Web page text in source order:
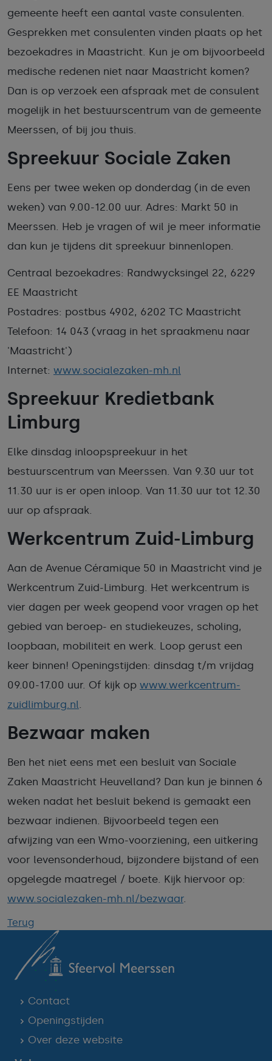
gemeente heeft een aantal vaste consulenten.
Gesprekken met consulenten vinden plaats op het
bezoekadres in Maastricht. Kun je om bijvoorbeeld
medische redenen niet naar Maastricht komen?
Dan is op verzoek een afspraak met de consulent
mogelijk in het bestuurscentrum van de gemeente
Meerssen, of bij jou thuis.
Spreekuur Sociale Zaken
Eens per twee weken op donderdag (in de even
weken) van 9.00-12.00 uur. Adres: Markt 50 in
Meerssen. Heb je vragen of wil je meer informatie
dan kun je tijdens dit spreekuur binnenlopen.
Centraal bezoekadres: Randwycksingel 22, 6229
EE Maastricht
Postadres: postbus 4902, 6202 TC Maastricht
Telefoon: 14 043 (vraag in het spraakmenu naar
'Maastricht')
Internet: www.socialezaken-mh.nl
Spreekuur Kredietbank
Limburg
Elke dinsdag inloopspreekuur in het
bestuurscentrum van Meerssen. Van 9.30 uur tot
11.30 uur is er open inloop. Van 11.30 uur tot 12.30
uur op afspraak.
Werkcentrum Zuid-Limburg
Aan de Avenue Céramique 50 in Maastricht vind je
Werkcentrum Zuid-Limburg. Het werkcentrum is
vier dagen per week geopend voor vragen op het
gebied van beroep- en studiekeuzes, scholing,
loopbaan, mobiliteit en werk. Loop gerust een
keer binnen! Openingstijden: dinsdag t/m vrijdag
09.00-17.00 uur. Of kijk op www.werkcentrum-
zuidlimburg.nl.
Bezwaar maken
Ben het niet eens met een besluit van Sociale
Zaken Maastricht Heuvelland? Dan kun je binnen 6
weken nadat het besluit bekend is gemaakt een
bezwaar indienen. Bijvoorbeeld tegen een
afwijzing van een Wmo-voorziening, een uitkering
voor levensonderhoud, bijzondere bijstand of een
opgelegde maatregel / boete. Kijk hiervoor op:
www.socialezaken-mh.nl/bezwaar.
Terug
Contact
Openingstijden
Over deze website